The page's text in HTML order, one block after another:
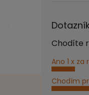
Chodíte
Ano 1 x za
Chodím